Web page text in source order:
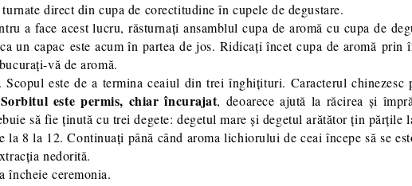
direct din cupa de corectitudine în cupele de degustare.
a face acest lucru, răsturnați ansamblul cupa de aromă cu cupa de
un capac este acum în partea de jos. Ridicați încetcupa de aromă prin
vă de aromă.
Scopul este de a termina ceaiul din trei înghițituri. Caracterul chinezesc
Sorbitul este permis, chiar încurajat, deoarece ajută la răcirea și
să fie ținută cu trei degete: degetul mare și degetul arătător țin
8 la 12. Continuați până când aroma lichiorului de ceai începe să se
nedorită.
încheie ceremonia.